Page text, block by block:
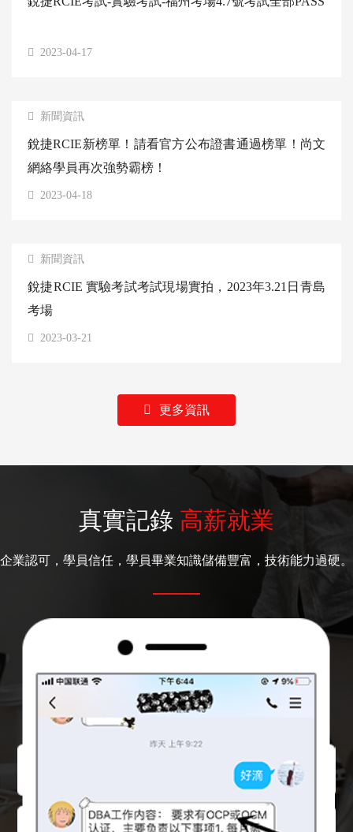
2023-04-17
新聞資訊
銳捷RCIE新榜單！請看官方公布證書通過榜單！尚文
網絡學員再次強勢霸榜！
2023-04-18
新聞資訊
銳捷RCIE 實驗考試考試現場實拍，2023年3.21日青島
考場
2023-03-21
更多資訊
真實記錄 高薪就業
企業認可，學員信任，學員畢業知識儲備豐富，技術能力過硬。